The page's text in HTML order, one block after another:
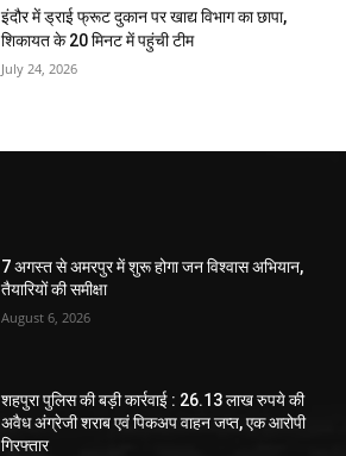
इंदौर में ड्राई फ्रूट दुकान पर खाद्य विभाग का छापा,
शिकायत के 20 मिनट में पहुंची टीम
July 24, 2026
7 अगस्त से अमरपुर में शुरू होगा जन विश्वास अभियान,
तैयारियों की समीक्षा
August 6, 2026
शहपुरा पुलिस की बड़ी कार्रवाई : 26.13 लाख रुपये की
अवैध अंग्रेजी शराब एवं पिकअप वाहन जप्त, एक आरोपी
गिरफ्तार